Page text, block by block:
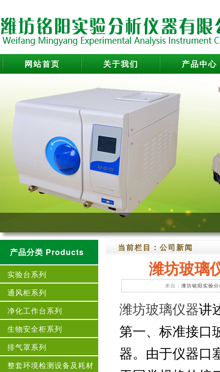
网站首页 关于我们 产品中心
产品分类 Products
实验台系列
通风柜系列
净化工作台系列
生物安全柜系列
排气罩系列
整套环境检测设备及耗材
当前栏目： 公司新闻
潍坊玻璃
来自： 潍坊铭阳实验
潍坊玻璃仪器讲
第一、标准接口
器。由于仪器口